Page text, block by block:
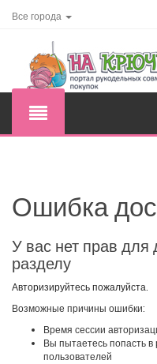
Все города
Ошибка
У вас нет прав для
разделу
Авторизируйтесь пожалуйста.
Возможные причины ошибки:
Время сессии
Вы пытаетесь попасть в
пользователей